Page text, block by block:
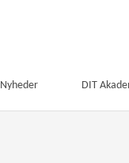
Nyheder DIT